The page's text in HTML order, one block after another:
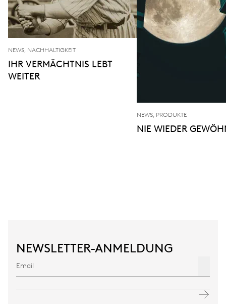
NEWS, NACHHALTIGKEIT
IHR VERMÄCHTNIS LEBT
WEITER
NEWS, PRODUKTE
NIE WIEDER
NEWSLETTER-ANMELDUNG